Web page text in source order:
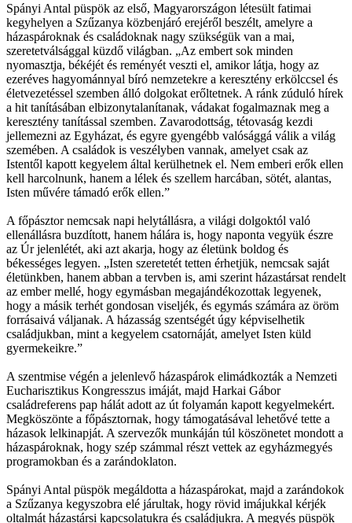
Spányi Antal püspök az első, Magyarországon létesült fatimai
kegyhelyen a Szűzanya közbenjáró erejéről beszélt, amelyre a
házaspároknak és családoknak nagy szükségük van a mai,
szeretetválsággal küzdő világban. „Az embert sok minden
nyomasztja, békéjét és reményét veszti el, amikor látja, hogy az
ezeréves hagyománnyal bíró nemzetekre a keresztény erkölccsel és
életvezetéssel szemben álló dolgokat erőltetnek. A ránk zúduló hírek
a hit tanításában elbizonytalanítanak, vádakat fogalmaznak meg a
keresztény tanítással szemben. Zavarodottság, tétovaság kezdi
jellemezni az Egyházat, és egyre gyengébb valósággá válik a világ
szemében. A családok is veszélyben vannak, amelyet csak az
Istentől kapott kegyelem által kerülhetnek el. Nem emberi erők ellen
kell harcolnunk, hanem a lélek és szellem harcában, sötét, alantas,
Isten művére támadó erők ellen.”
A főpásztor nemcsak napi helytállásra, a világi dolgoktól való
ellenállásra buzdított, hanem hálára is, hogy naponta vegyük észre
az Úr jelenlétét, aki azt akarja, hogy az életünk boldog és
békességes legyen. „Isten szeretetét tetten érhetjük, nemcsak saját
életünkben, hanem abban a tervben is, ami szerint házastársat rendelt
az ember mellé, hogy egymásban megajándékozottak legyenek,
hogy a másik terhét gondosan viseljék, és egymás számára az öröm
forrásaivá váljanak. A házasság szentségét úgy képviselhetik
családjukban, mint a kegyelem csatornáját, amelyet Isten küld
gyermekeikre.”
A szentmise végén a jelenlevő házaspárok elimádkozták a Nemzeti
Eucharisztikus Kongresszus imáját, majd Harkai Gábor
családreferens pap hálát adott az út folyamán kapott kegyelmekért.
Megköszönte a főpásztornak, hogy támogatásával lehetővé tette a
házasok lelkinapját. A szervezők munkáján túl köszönetet mondott a
házaspároknak, hogy szép számmal részt vettek az egyházmegyés
programokban és a zarándoklaton.
Spányi Antal püspök megáldotta a házaspárokat, majd a zarándokok
a Szűzanya kegyszobra elé járultak, hogy rövid imájukkal kérjék
oltalmát házastársi kapcsolatukra és családjukra. A megyés püspök